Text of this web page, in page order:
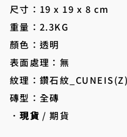
尺寸：19 x 19 x 8 cm
重量：2.3KG
顏色：透明
表面處理：無
紋理：鑽石紋
磚型：全磚
．現貨 / 期貨